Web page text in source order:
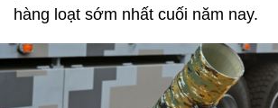
hàng loạt sớm nhất cuối năm nay.